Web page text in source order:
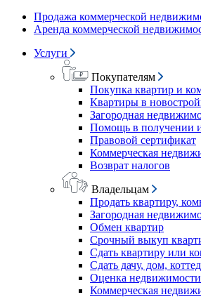
Продажа коммерческой
Аренда коммерческой
Услуги
Покупателям
Покупка квартир и
Квартиры в
Загородная
Помощь в получении
Правовой сертификат
Коммерческая
Возврат налогов
Владельцам
Продать квартиру,
Загородная
Обмен квартир
Срочный выкуп
Сдать квартиру или
Сдать дачу, дом,
Оценка недвижимости
Коммерческая